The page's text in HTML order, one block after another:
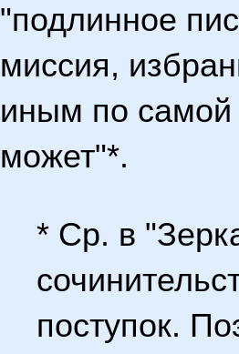
"подлинное
миссия,
иным по самой
может"*.
* Ср. в
поступок.